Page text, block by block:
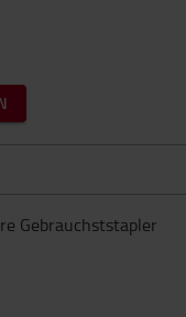
Gebrauchststapler